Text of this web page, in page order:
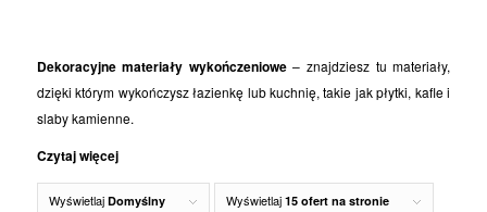
Dekoracyjne materiały wykończeniowe– znajdziesz tu materiały,
dzięki którym wykończysz łazienkę lub kuchnię, takie jak płytki, kafle i
slaby kamienne.
Czytaj więcej
Wyświetlaj Domyślny Wyświetlaj 15 ofert na stronie